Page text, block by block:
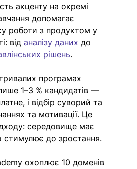
акценту на окремі
допомагає
роботи з продуктом у
від аналізу даних до
рішень.
програмах
1–3 % кандидатів —
і відбір суворий та
та мотивації. Це
середовище має
до зростання.
охоплює 10 доменів